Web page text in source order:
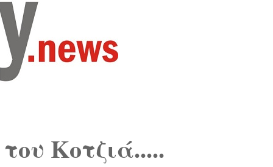
Κοτζιά.....